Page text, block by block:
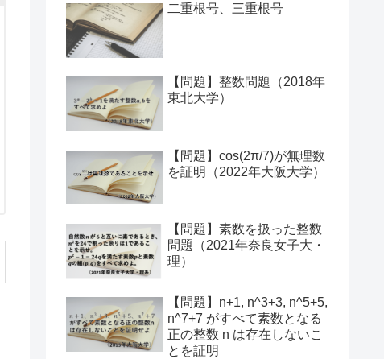
二重根号、三重根号
【問題】整数問題（2018年
東北大学）
【問題】cos(2π/7)が無理数
を証明（2022年大阪大学）
【問題】素数を扱った整数
問題（2021年奈良女子大・
理）
【問題】n+1, n^3+3, n^5+5,
n^7+7 がすべて素数となる
正の整数 n は存在しないこ
とを証明